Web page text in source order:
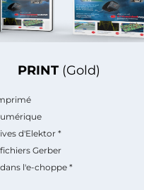
PRINT (Gold)
d'Elektor *
Gerber
l'e-choppe *